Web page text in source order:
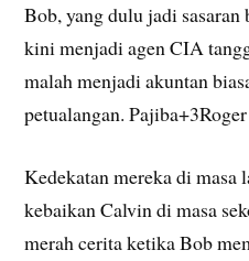
Bob, yang dulu jadi
kini menjadi agen CIA
malah menjadi akuntan
petualangan.
Kedekatan mereka di
kebaikan Calvin di masa
merah cerita ketika Bob